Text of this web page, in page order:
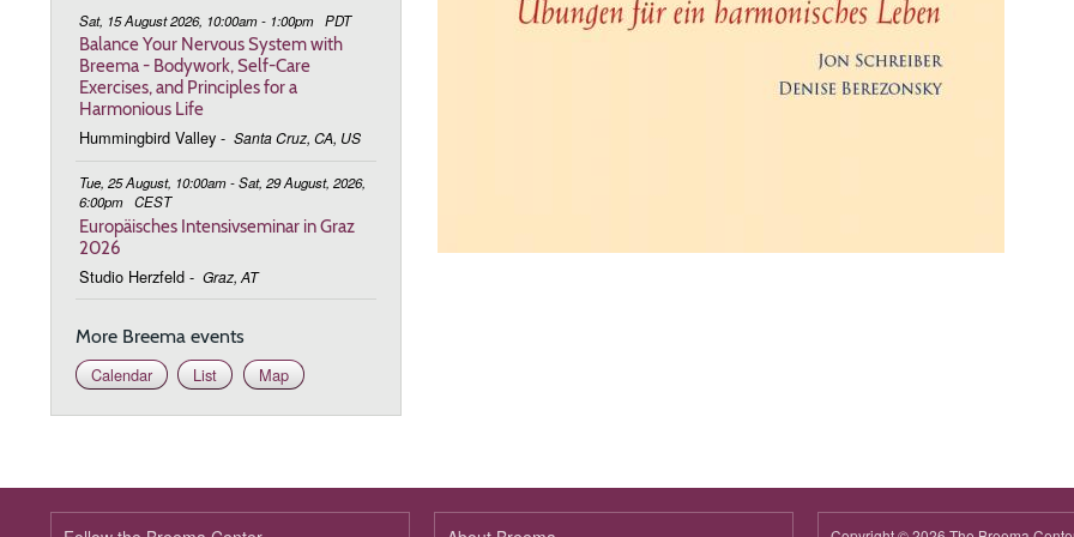
Sat, 15 August 2026, 10:00am - 1:00pm PDT
Balance Your Nervous System with
Breema - Bodywork, Self-Care
Exercises, and Principles for a
Harmonious Life
Hummingbird Valley - Santa Cruz, CA, US
Tue, 25 August, 10:00am - Sat, 29 August, 2026,
6:00pm CEST
Europäisches Intensivseminar in Graz
2026
Studio Herzfeld - Graz, AT
More Breema events
Calendar
List Map